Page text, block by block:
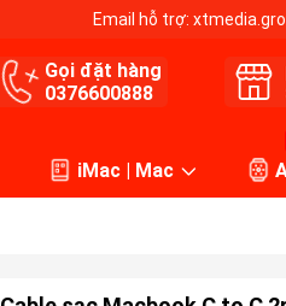
Email hỗ trợ:
Gọi đặt hàng
0376600888
iMac | Mac